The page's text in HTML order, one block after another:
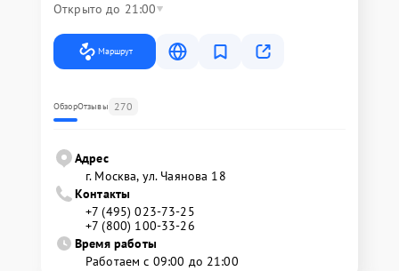
Открыто до 21:00
Маршрут
ОбзорОтзывы 270
Адрес
г. Москва, ул. Чаянова 18
Контакты
+7 (495) 023-73-25
+7 (800) 100-33-26
Время работы
Работаем с 09:00 до 21:00